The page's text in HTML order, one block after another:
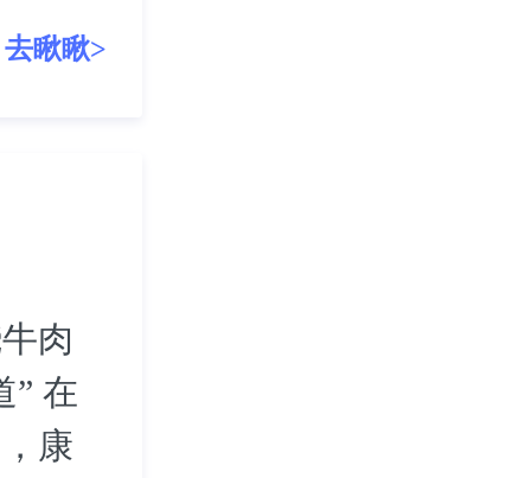
去瞅瞅>
肉
” 在
康